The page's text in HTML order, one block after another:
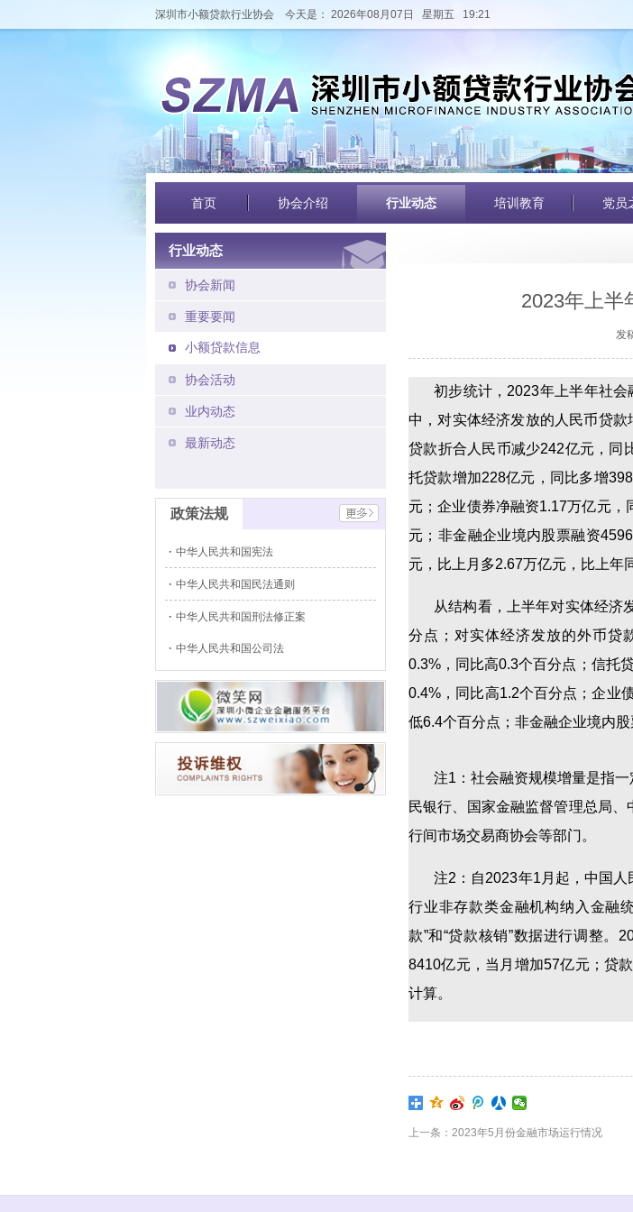
深圳市小额贷款行业协会 今天是： 2026年08月07日 星期五 19:21
首页 协会介绍 行业动态 培训教育 党员
行业动态
协会新闻
重要要闻
小额贷款信息
协会活动
业内动态
最新动态
政策法规
中华人民共和国宪法
中华人民共和国民法通则
中华人民共和国刑法修正案
中华人民共和国公司法
2023年上半
发
初步统计，2023年上半年社
中，对实体经济发放的人民币贷
贷款折合人民币减少242亿元，同
托贷款增加228亿元，同比多增
元；企业债券净融资1.17万亿元
元；非金融企业境内股票融资
元，比上月多2.67万亿元，比上年
从结构看，上半年对实体经济
分点；对实体经济发放的外币贷
0.3%，同比高0.3个百分点；信托
0.4%，同比高1.2个百分点；企业
低6.4个百分点；非金融企业境内
注1：社会融资规模增量是指
民银行、国家金融监督管理总局
行间市场交易商协会等部门。
注2：自2023年1月起，中国
行业非存款类金融机构纳入金融
款”和“贷款核销”数据进行调整。
8410亿元，当月增加57亿元；贷
计算。
上一条：2023年5月份金融市场运行情况